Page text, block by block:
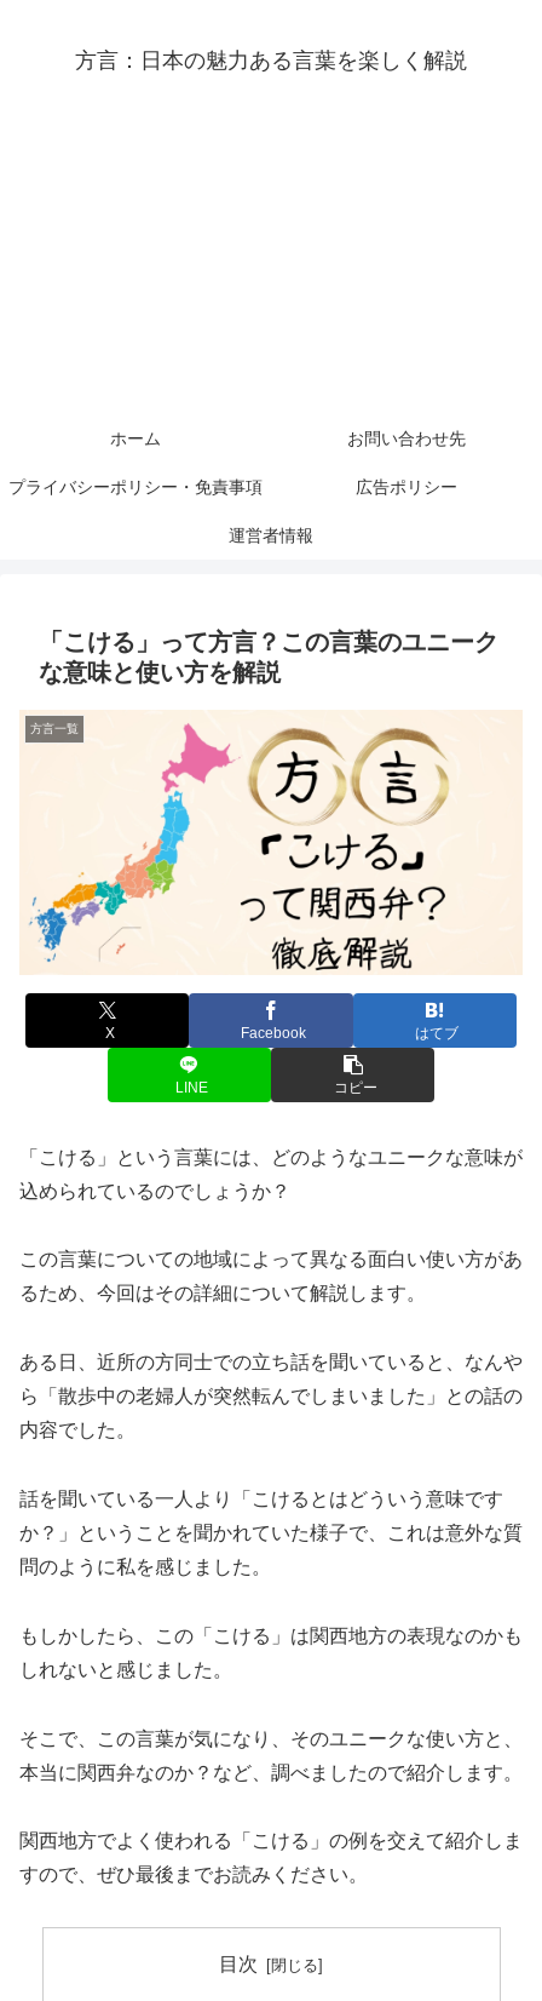
方言：日本の魅力ある言葉を楽しく解説
ホーム お問い合わせ先
プライバシーポリシー・免責事項 広告ポリシー
運営者情報
「こける」って方言？この言葉のユニーク
な意味と使い方を解説
方言一覧
X Facebook はてブ
LINE コピー
「こける」という言葉には、どのようなユニークな意味が
込められているのでしょうか？
この言葉についての地域によって異なる面白い使い方があ
るため、今回はその詳細について解説します。
ある日、近所の方同士での立ち話を聞いていると、なんや
ら「散歩中の老婦人が突然転んでしまいました」との話の
内容でした。
話を聞いている一人より「こけるとはどういう意味です
か？」ということを聞かれていた様子で、これは意外な質
問のように私を感じました。
もしかしたら、この「こける」は関西地方の表現なのかも
しれないと感じました。
そこで、この言葉が気になり、そのユニークな使い方と、
本当に関西弁なのか？など、調べましたので紹介します。
関西地方でよく使われる「こける」の例を交えて紹介しま
すので、ぜひ最後までお読みください。
目次